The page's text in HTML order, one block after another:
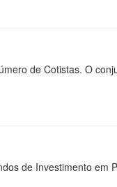
de Cotistas. O
de Investimento em